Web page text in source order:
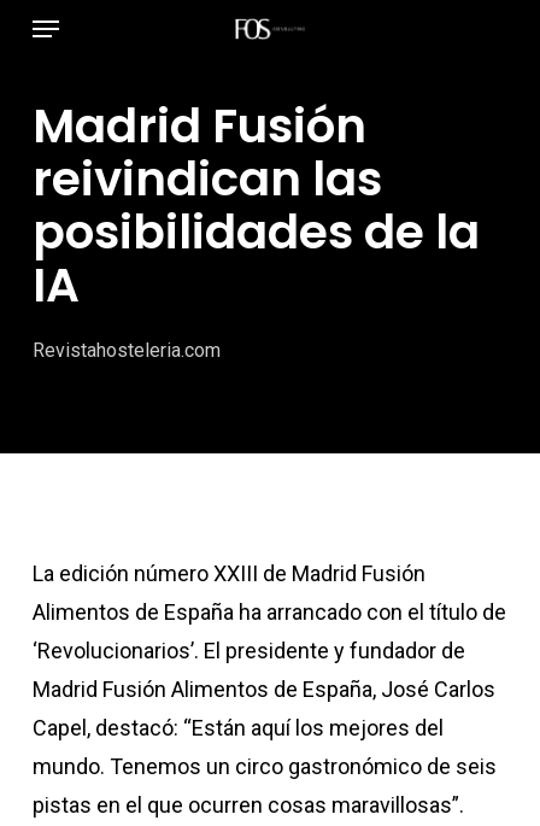
principal
Menú
Madrid Fusión
reivindican las
posibilidades de la
IA
Revistahosteleria.com
La edición número XXIII de Madrid Fusión
Alimentos de España ha arrancado con el título de
‘Revolucionarios’. El presidente y fundador de
Madrid Fusión Alimentos de España, José Carlos
Capel, destacó: “Están aquí los mejores del
mundo. Tenemos un circo gastronómico de seis
pistas en el que ocurren cosas maravillosas”.